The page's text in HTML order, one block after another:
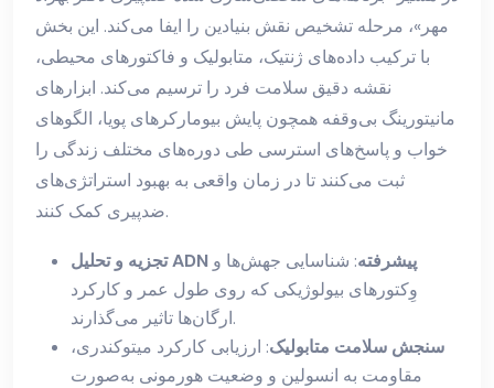
مهر»، مرحله تشخیص نقش بنیادین را ایفا می‌کند. این بخش
با ترکیب داده‌های ژنتیک، متابولیک و فاکتورهای محیطی،
نقشه دقیق سلامت فرد را ترسیم می‌کند. ابزارهای
مانیتورینگ بی‌وقفه همچون پایش بیومارکرهای پویا، الگوهای
خواب و پاسخ‌های استرسی طی دوره‌های مختلف زندگی را
ثبت می‌کنند تا در زمان واقعی به بهبود استراتژی‌های
ضدپیری کمک کنند.
تجزیه و تحلیل ADN پیشرفته: شناسایی جهش‌ها و
وِکتورهای بیولوژیکی که روی طول عمر و کارکرد
ارگان‌ها تاثیر می‌گذارند.
سنجش سلامت متابولیک: ارزیابی کارکرد میتوکندری،
مقاومت به انسولین و وضعیت هورمونی به‌صورت